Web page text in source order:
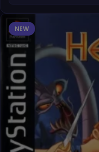
NEW